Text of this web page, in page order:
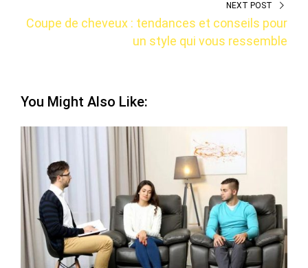
NEXT POST
Coupe de cheveux : tendances et conseils pour
un style qui vous ressemble
You Might Also Like: